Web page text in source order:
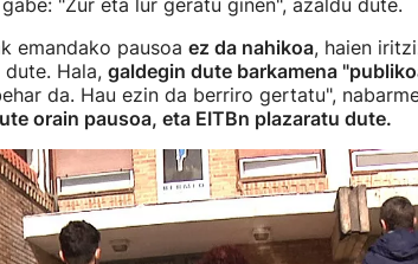
"Zur eta lur geratu ginen", azaldu dute.
emandako pausoa ez da nahikoa, haien
Hala, galdegin dute barkamena
da. Hau ezin da berriro gertatu",
orain pausoa, eta EITBn plazaratu dute.